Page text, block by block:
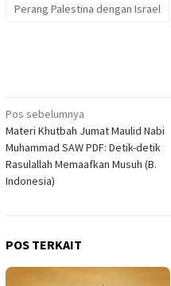
Perang Palestina dengan Israel
Navigasi
pos
Pos sebelumnya
Materi Khutbah Jumat Maulid Nabi
Muhammad SAW PDF: Detik-detik
Rasulallah Memaafkan Musuh (B.
Indonesia)
POS TERKAIT